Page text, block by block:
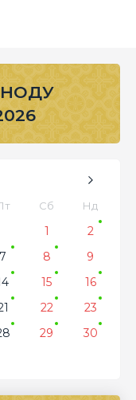
Сб Нд
1
2
7 8
9
15
16
22
23
29
30